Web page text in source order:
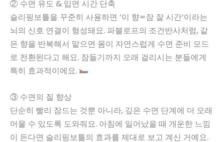
② 수면 유도 & 입면 시간 단축
슬리핑보틀을 꾸준히 사용하면 ‘이 향=잠 잘 시간’이라는
뇌의 신호 연결이 형성돼요. 파블로프의 조건반사처럼, 같
은 향을 반복해서 맡으면 몸이 자연스럽게 수면 준비 모드
로 전환된다고 해요. 잠들기까지 오래 걸리시는 분들에게
특히 효과적이에요.
③ 수면의 질 향상
단순히 빨리 잠드는 것뿐 아니라, 깊은 수면 단계에 더 오래
머물 수 있도록 도와줘요. 아침에 일어났을 때 개운한 느낌
이 든다면 슬리핑보틀의 효과를 제대로 보고 계신 거예요.